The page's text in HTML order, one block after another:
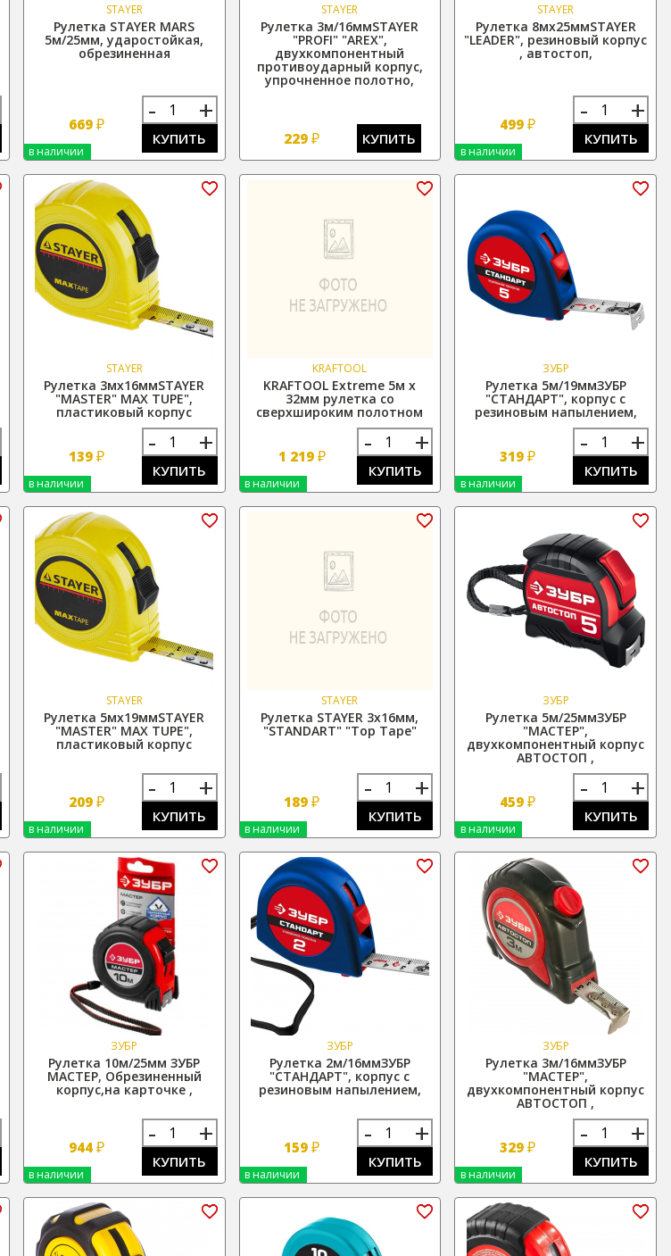
STAYER
Рулетка STAYER MARS
5м/25мм, ударостойкая,
обрезиненная
669 ₽ - +
КУПИТЬ
в наличии
STAYER
Рулетка 3м/16ммSTAYER
"PROFI" "AREX",
двухкомпонентный
противоударный корпус,
упрочненное полотно,
229₽ КУПИТЬ
STAYER
Рулетка 8мх25ммSTAYER
"LEADER", резиновый корпус
, автостоп,
499₽ - +
КУПИТЬ
в наличии
STAYER
Рулетка 3мх16ммSTAYER
"MASTER" MAX TUPE",
пластиковый корпус
139 ₽ - +
КУПИТЬ
в наличии
KRAFTOOL
KRAFTOOL Extreme 5м х
32мм рулетка со
сверхшироким полотном
1 219 ₽ - +
КУПИТЬ
в наличии
ЗУБР
Рулетка 5м/19ммЗУБР
"СТАНДАРТ", корпус с
резиновым напылением,
319₽ - +
КУПИТЬ
в наличии
STAYER
Рулетка 5мх19ммSTAYER
"MASTER" MAX TUPE",
пластиковый корпус
209 ₽ - +
КУПИТЬ
в наличии
STAYER
Рулетка STAYER 3х16мм,
"STANDART" "Top Tape"
189₽ - +
КУПИТЬ
в наличии
ЗУБР
Рулетка 5м/25ммЗУБР
"МАСТЕР",
двухкомпонентный корпус
АВТОСТОП ,
459₽ - +
КУПИТЬ
в наличии
ЗУБР
Рулетка 10м/25мм ЗУБР
МАСТЕР, Обрезиненный
корпус,на карточке ,
944 ₽ - +
КУПИТЬ
в наличии
ЗУБР
Рулетка 2м/16ммЗУБР
"СТАНДАРТ", корпус с
резиновым напылением,
159₽ - +
КУПИТЬ
в наличии
ЗУБР
Рулетка 3м/16ммЗУБР
"МАСТЕР",
двухкомпонентный корпус
АВТОСТОП ,
329₽ - +
КУПИТЬ
в наличии